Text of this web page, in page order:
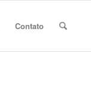
Contato